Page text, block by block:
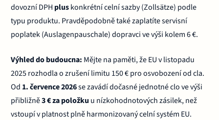
dovozní DPH pluskonkrétní celní sazby (Zollsätze) podle
typu produktu. Pravděpodobně také zaplatíte servisní
poplatek (Auslagenpauschale) dopravci ve výši kolem 6 €.
Výhled do budoucna: Mějte na paměti, že EU v listopadu
2025 rozhodla o zrušení limitu 150 € pro osvobození od cla.
Od 1. července 2026se zavádí dočasné jednotné clo ve výši
přibližně3 € za položku u nízkohodnotových zásilek, než
vstoupí v platnost plně harmonizovaný celní systém EU.